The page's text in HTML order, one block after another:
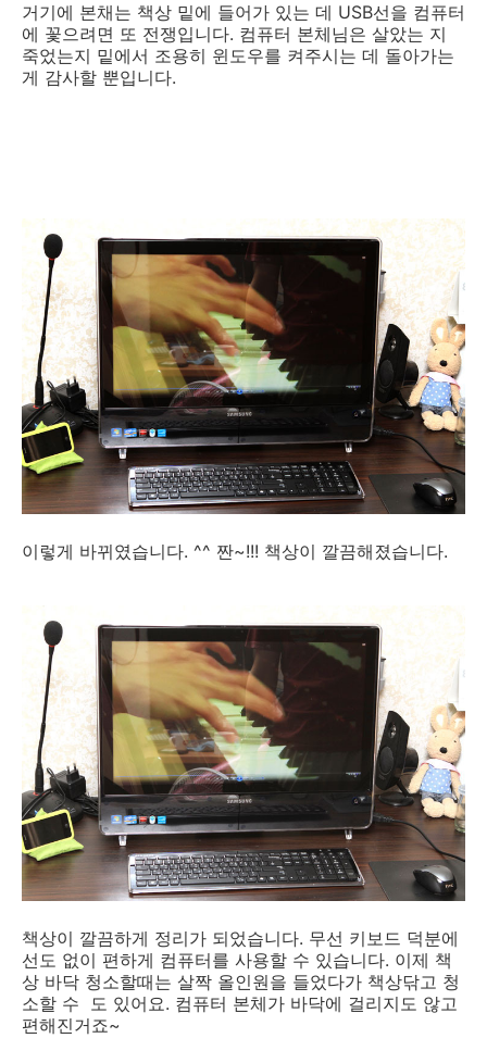
거기에 본채는 책상 밑에 들어가 있는 데 USB선을 컴퓨터
에 꽃으려면 또 전쟁입니다. 컴퓨터 본체님은 살았는 지
죽었는지 밑에서 조용히 윈도우를 켜주시는 데 돌아가는
게 감사할 뿐입니다.
이렇게 바뀌였습니다. ^^ 짠~!!! 책상이 깔끔해졌습니다.
책상이 깔끔하게 정리가 되었습니다. 무선 키보드 덕분에
선도 없이 편하게 컴퓨터를 사용할 수 있습니다. 이제 책
상 바닥 청소할때는 살짝 올인원을 들었다가 책상닦고 청
소할 수 도 있어요. 컴퓨터 본체가 바닥에 걸리지도 않고
편해진거죠~